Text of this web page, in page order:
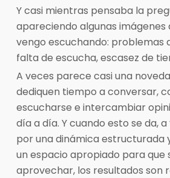
Y casi mientras pensaba la
apareciendo algunas imágenes
vengo escuchando: problemas
falta de escucha, escasez de
A veces parece casi una
dediquen tiempo a conversar,
escucharse e intercambiar
día a día. Y cuando esto se da,
por una dinámica estructurada
un espacio apropiado para que
aprovechar, los resultados son